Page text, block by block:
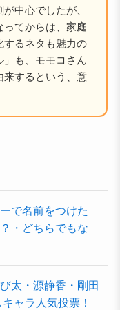
中心でしたが、
ってからは、家庭
するネタも魅力の
も、モモコさん
来するという、意
で名前をつけた
・どちらでもな
太・源静香・剛田
ャラ人気投票！